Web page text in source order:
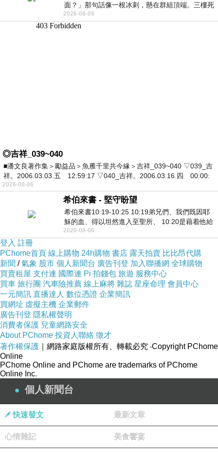
面？」那句話像一根冰刺，懸在群組頂端。三樓死
死盯著照片裡的人。那個人確實站在
2026-08-06
◎吉祥_039~040
■潘文良著作集＞勵益品＞魚雁千里共今緣＞吉祥_039~040 ▽039_吉
祥。2006.03.03.五 12:59:17 ▽040_吉祥。2006.03.16.四 00:00:
2026-08-06
希伯來書 - 堅守盼望
希伯來書10:19-10:25 10:19弟兄們、我們既因耶
穌的血、得以坦然進入至聖所、 10:20是藉着他給
我們開了一條又新又活的路從幔子經過
2026-08-06
登入 註冊
PChome首頁 線上購物 24h購物 書店 露天拍賣 比比昂代購
新聞 /氣象 股市 個人新聞台 廣告刊登 加入聯播網 全球購物
買賣租屋 支付連 國際連 Pi 拍錢包 旅遊 服務中心
買車 旅行團 汽車險推薦 線上麻將 雜誌 星座命理 會員中心
一元簡訊 直播達人 數位憑證 企業簡訊
買網址 虛擬主機 企業郵件
廣告刊登 隱私權聲明
消費者保護 兒童網路安全
About PChome 投資人聯絡 徵才
著作權保護 ｜網路家庭版權所有、轉載必究 ‧Copyright PChome
Online
PChome Online and PChome are trademarks of PChome
Online Inc.
個人新聞台
快速發文 最新文章
心情雜記 美食饗宴